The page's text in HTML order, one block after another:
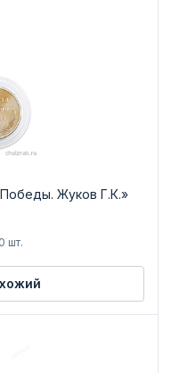
Жуков Г.К.»
шт.